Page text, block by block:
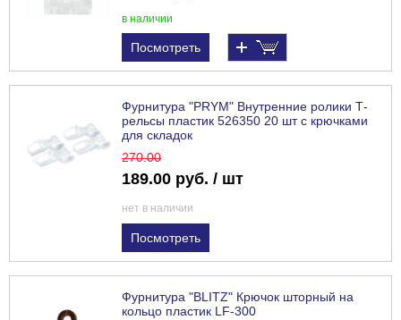
в наличии
Посмотреть
Фурнитура "PRYM" Внутренние ролики Т-
рельсы пластик 526350 20 шт с крючками
для складок
270.00
189.00 руб. / шт
нет в наличии
Посмотреть
Фурнитура "BLITZ" Крючок шторный на
кольцо пластик LF-300